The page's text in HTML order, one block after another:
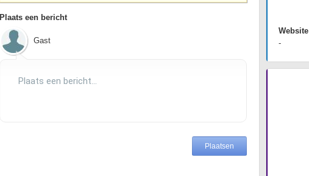
Plaats een bericht
Gast
Website
-